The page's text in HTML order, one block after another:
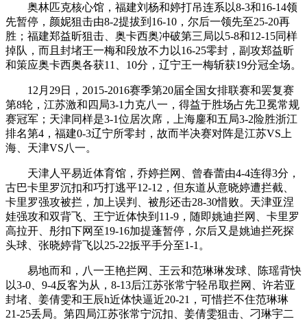
奥林匹克核心馆，福建刘杨和婷打吊连系以8-3和16-14领
先暂停，颜妮狙击由8-2提拔到16-10，尔后一领先至25-20再
胜；福建郑益昕狙击、奥卡西奥冲破第三局以5-8和12-15同样
掉队，而且封堵王一梅和段放不力以16-25零封，副攻郑益昕
和策应奥卡西奥各获11、10分，辽宁王一梅斩获19分冠全场。
12月29日，2015-2016赛季第20届全国女排联赛和罢复赛
第8轮，江苏激和四局3-1力克八一，得益于胜场占先卫冕常规
赛冠军；天津同样是3-1位居次席，上海鏖和五局3-2险胜浙江
排名第4，福建0-3辽宁所零封，故而半决赛对阵是江苏VS上
海、天津VS八一。
天津人平易近体育馆，乔婷拦网、曾春蕾由4-4连得3分，
古巴卡里罗沉扣和巧打逃平12-12，但东道从意晓婷遭拦截、
卡里罗强攻被拦，加上误判、被彤还击28-30惜败。天津亚涅
娃强攻和双背飞、王宁近体快到11-9，随即姚迪拦网、卡里罗
高拉开、彤扣下网至19-16加提蓬暂停，尔后又是姚迪拦死探
头球、张晓婷背飞以25-22扳平手分至1-1。
易地而和，八一王艳拦网、王云和范琳琳发球、陈瑶背快
以3-0、9-4反客为从，8-13后江苏张常宁轻吊取拦网、许若亚
封堵、姜倩雯和王辰h近体快逼近20-21，可惜拦不住范琳琳
21-25丢局。第四局江苏张常宁沉扣、姜倩雯狙击、刁琳宇二